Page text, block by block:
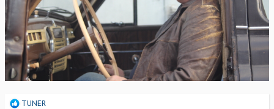
Р
TUNER